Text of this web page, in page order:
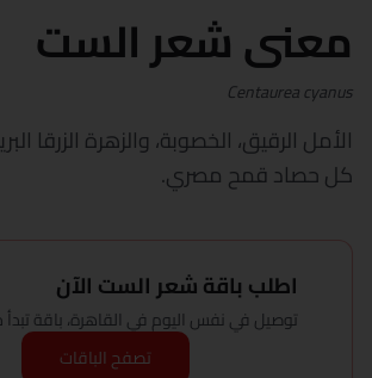
معنى شعر الست
Centaurea cyanus
الأمل الرقيق، الخصوبة، والزهرة الزرقا
كل حصاد قمح مصري.
اطلب باقة شعر الست الآن
توصيل في نفس اليوم في القاهرة، باقة تبدأ من 500
تصفح الباقات